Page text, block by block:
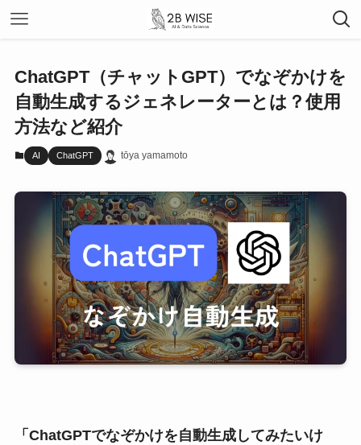
ChatGPT（チャットGPT）でなぞかけを
自動生成するジェネレーターとは？使用
方法など紹介
AI ChatGPT tōya yamamoto
「ChatGPTでなぞかけを自動生成してみたいけ